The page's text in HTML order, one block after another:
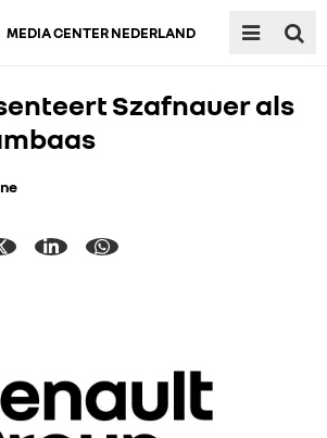
MEDIA CENTER NEDERLAND
Szafnauer als